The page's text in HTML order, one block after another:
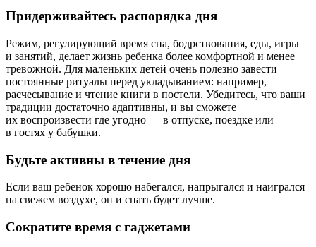
Придерживайтесь распорядка дня
Режим, регулирующий время сна, бодрствования, еды, игры
и занятий, делает жизнь ребенка более комфортной и менее
тревожной. Для маленьких детей очень полезно завести
постоянные ритуалы перед укладыванием: например,
расчесывание и чтение книги в постели. Убедитесь, что ваши
традиции достаточно адаптивны, и вы сможете
их воспроизвести где угодно — в отпуске, поездке или
в гостях у бабушки.
Будьте активны в течение дня
Если ваш ребенок хорошо набегался, напрыгался и наигрался
на свежем воздухе, он и спать будет лучше.
Сократите время с гаджетами